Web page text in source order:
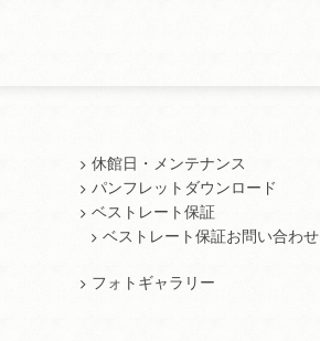
休館日・メンテナンス
パンフレットダウンロード
ベストレート保証
ベストレート保証お問い合わせ
フォトギャラリー